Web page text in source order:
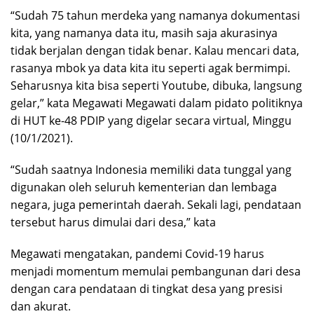
“Sudah 75 tahun merdeka yang namanya dokumentasi
kita, yang namanya data itu, masih saja akurasinya
tidak berjalan dengan tidak benar. Kalau mencari data,
rasanya mbok ya data kita itu seperti agak bermimpi.
Seharusnya kita bisa seperti Youtube, dibuka, langsung
gelar,” kata Megawati Megawati dalam pidato politiknya
di HUT ke-48 PDIP yang digelar secara virtual, Minggu
(10/1/2021).
“Sudah saatnya Indonesia memiliki data tunggal yang
digunakan oleh seluruh kementerian dan lembaga
negara, juga pemerintah daerah. Sekali lagi, pendataan
tersebut harus dimulai dari desa,” kata
Megawati mengatakan, pandemi Covid-19 harus
menjadi momentum memulai pembangunan dari desa
dengan cara pendataan di tingkat desa yang presisi
dan akurat.